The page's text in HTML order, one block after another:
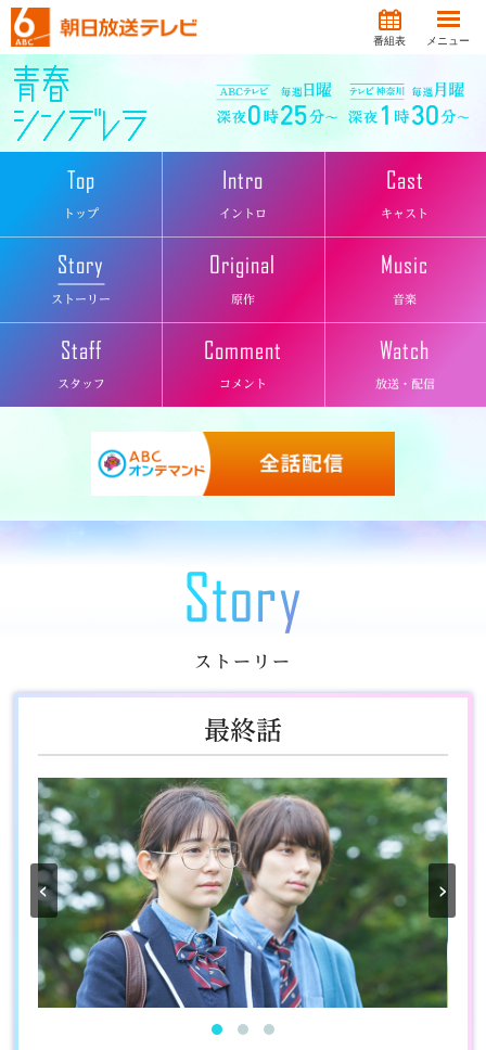
番組表 メニュー
Top
トップ
Intro
イントロ
Cast
キャスト
Story
ストーリー
Original
原作
Music
音楽
Staff
スタッフ
Comment
コメント
Watch
放送・配信
Story
ストーリー
最終話
‹ ›